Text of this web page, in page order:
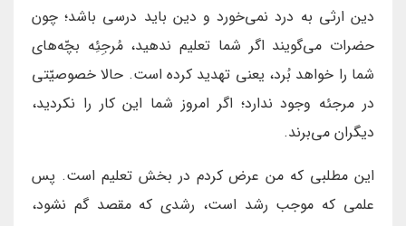
دین ارثی به درد نمی‌خورد و دین باید درسی باشد؛ چون
حضرات می‌گویند اگر شما تعلیم ندهید، مُرجِئِه بچّه‌های
شما را خواهد بُرد، یعنی تهدید کرده است. حالا خصوصیّتی
در مرجئه وجود ندارد؛ اگر امروز شما این کار را نکردید،
دیگران می‌برند.
این مطلبی که من عرض کردم در بخش تعلیم است. پس
علمی که موجب رشد است، رشدی که مقصد گم نشود،